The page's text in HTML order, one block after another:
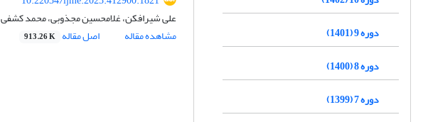
علی شیرافکن، غلامحسین مجذوبی، محمد کشفی
مشاهده مقاله
اصل مقاله 913.26 K
دوره 9 (1401)
دوره 8 (1400)
دوره 7 (1399)